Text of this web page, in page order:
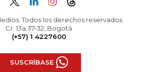
Todos los derechos reservados.
Cr. 13a 37-32, Bogotá
(+57) 1 4227600
SUSCRÍBASE